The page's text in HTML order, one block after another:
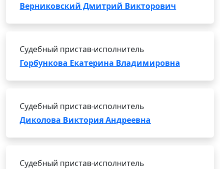
Верниковский Дмитрий Викторович
Судебный пристав-исполнитель
Горбункова Екатерина Владимировна
Судебный пристав-исполнитель
Диколова Виктория Андреевна
Судебный пристав-исполнитель